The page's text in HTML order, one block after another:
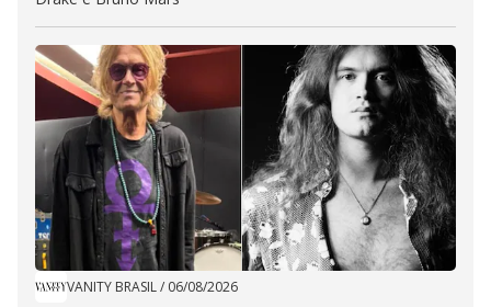
VANITY BRASIL/ 06/08/2026